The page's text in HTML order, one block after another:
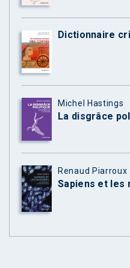
Dictionnaire
Michel Hastings
La disgrâce
Renaud Piarroux
Sapiens et les